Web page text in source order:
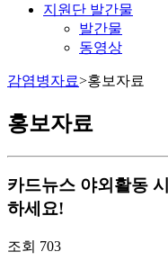
지원단 발간물
발간물
동영상
감염병자료>홍보자료
홍보자료
카드뉴스 야외활동
하세요!
조회 703